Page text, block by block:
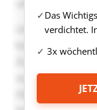
Das
verdichtet.
3x